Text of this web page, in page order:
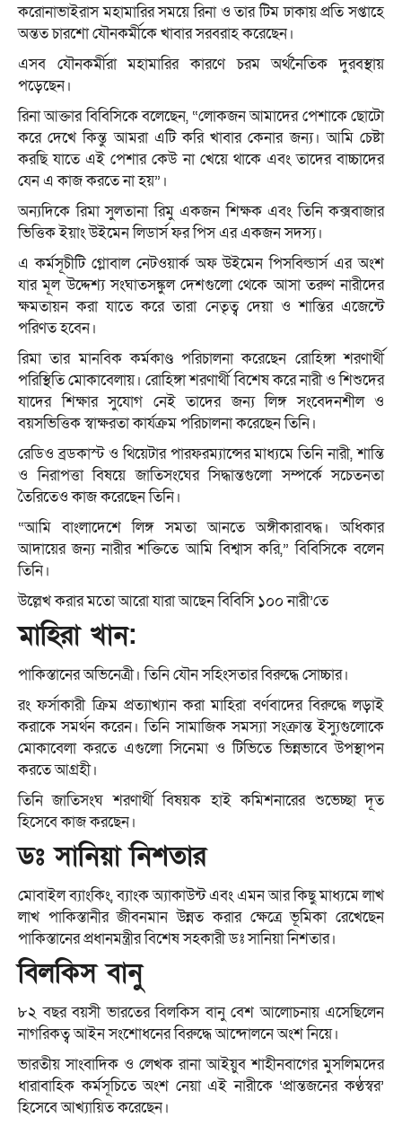
করোনাভাইরাস মহামারির সময়ে রিনা ও তার টিম ঢাকায় প্রতি সপ্তাহে
অন্তত চারশো যৌনকর্মীকে খাবার সরবরাহ করেছেন।
এসব যৌনকর্মীরা মহামারির কারণে চরম অর্থনৈতিক দুরবস্থায়
পড়েছেন।
রিনা আক্তার বিবিসিকে বলেছেন, “লোকজন আমাদের পেশাকে ছোটো
করে দেখে কিন্তু আমরা এটি করি খাবার কেনার জন্য। আমি চেষ্টা
করছি যাতে এই পেশার কেউ না খেয়ে থাকে এবং তাদের বাচ্চাদের
যেন এ কাজ করতে না হয়”।
অন্যদিকে রিমা সুলতানা রিমু একজন শিক্ষক এবং তিনি কক্সবাজার
ভিত্তিক ইয়াং উইমেন লিডার্স ফর পিস এর একজন সদস্য।
এ কর্মসূচীটি গ্লোবাল নেটওয়ার্ক অফ উইমেন পিসবিল্ডার্স এর অংশ
যার মূল উদ্দেশ্য সংঘাতসঙ্কুল দেশগুলো থেকে আসা তরুণ নারীদের
ক্ষমতায়ন করা যাতে করে তারা নেতৃত্ব দেয়া ও শান্তির এজেন্টে
পরিণত হবেন।
রিমা তার মানবিক কর্মকাণ্ড পরিচালনা করেছেন রোহিঙ্গা শরণার্থী
পরিস্থিতি মোকাবেলায়। রোহিঙ্গা শরণার্থী বিশেষ করে নারী ও শিশুদের
যাদের শিক্ষার সুযোগ নেই তাদের জন্য লিঙ্গ সংবেদনশীল ও
বয়সভিত্তিক স্বাক্ষরতা কার্যক্রম পরিচালনা করেছেন তিনি।
রেডিও ব্রডকাস্ট ও থিয়েটার পারফরম্যান্সের মাধ্যমে তিনি নারী, শান্তি
ও নিরাপত্তা বিষয়ে জাতিসংঘের সিদ্ধান্তগুলো সম্পর্কে সচেতনতা
তৈরিতেও কাজ করেছেন তিনি।
“আমি বাংলাদেশে লিঙ্গ সমতা আনতে অঙ্গীকারাবদ্ধ। অধিকার
আদায়ের জন্য নারীর শক্তিতে আমি বিশ্বাস করি,” বিবিসিকে বলেন
তিনি।
উল্লেখ করার মতো আরো যারা আছেন বিবিসি ১০০ নারী’তে
মাহিরা খান:
পাকিস্তানের অভিনেত্রী। তিনি যৌন সহিংসতার বিরুদ্ধে সোচ্চার।
রং ফর্সাকারী ক্রিম প্রত্যাখ্যান করা মাহিরা বর্ণবাদের বিরুদ্ধে লড়াই
করাকে সমর্থন করেন। তিনি সামাজিক সমস্যা সংক্রান্ত ইস্যুগুলোকে
মোকাবেলা করতে এগুলো সিনেমা ও টিভিতে ভিন্নভাবে উপস্থাপন
করতে আগ্রহী।
তিনি জাতিসংঘ শরণার্থী বিষয়ক হাই কমিশনারের শুভেচ্ছা দূত
হিসেবে কাজ করছেন।
ডঃ সানিয়া নিশতার
মোবাইল ব্যাংকিং, ব্যাংক অ্যাকাউন্ট এবং এমন আর কিছু মাধ্যমে লাখ
লাখ পাকিস্তানীর জীবনমান উন্নত করার ক্ষেত্রে ভূমিকা রেখেছেন
পাকিস্তানের প্রধানমন্ত্রীর বিশেষ সহকারী ডঃ সানিয়া নিশতার।
বিলকিস বানু
৮২ বছর বয়সী ভারতের বিলকিস বানু বেশ আলোচনায় এসেছিলেন
নাগরিকত্ব আইন সংশোধনের বিরুদ্ধে আন্দোলনে অংশ নিয়ে।
ভারতীয় সাংবাদিক ও লেখক রানা আইয়ুব শাহীনবাগের মুসলিমদের
ধারাবাহিক কর্মসূচিতে অংশ নেয়া এই নারীকে ‘প্রান্তজনের কণ্ঠস্বর’
হিসেবে আখ্যায়িত করেছেন।